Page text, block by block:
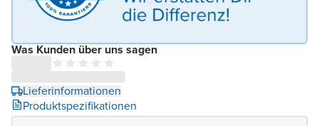
Was Kunden über uns sagen
Lieferinformationen
Produktspezifikationen